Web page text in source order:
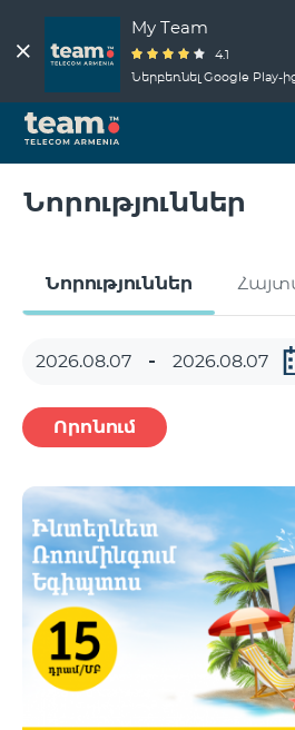
My Team
4.1
Ներբեռնել Google Play-
Նորություններ
Նորություններ
Որոնում